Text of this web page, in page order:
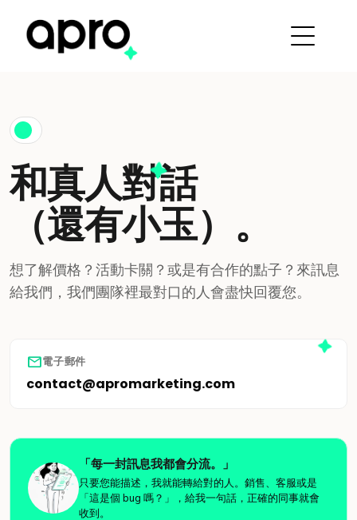
和真人對話
（還有小玉）。
想了解價格？活動卡關？或是有合作的點子？來訊息
給我們，我們團隊裡最對口的人會盡快回覆您。
mail電子郵件
contact@apromarketing.com
「每一封訊息我都會分流。」
只要您能描述，我就能轉給對的人。銷售、客服或是
「這是個 bug 嗎？」，給我一句話，正確的同事就會
收到。